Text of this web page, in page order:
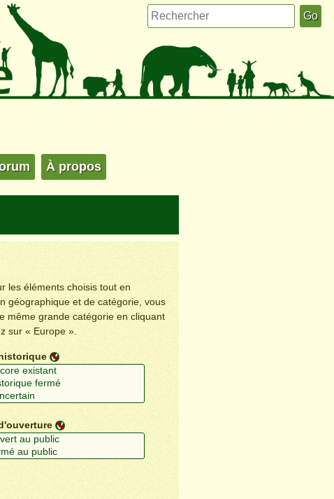
À propos
les éléments choisis tout en
géographique et de catégorie, vous
même grande catégorie en cliquant
sur « Europe ».